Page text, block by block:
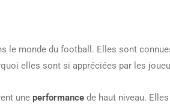
le monde du football. Elles sont
elles sont si appréciées par les
une performance de haut niveau.